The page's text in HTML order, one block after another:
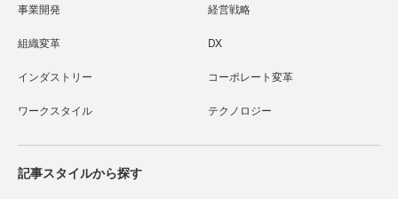
事業開発 経営戦略
組織変革 DX
インダストリー コーポレート変革
ワークスタイル テクノロジー
記事スタイルから探す